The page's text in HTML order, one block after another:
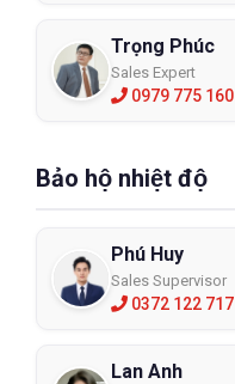
Trọng Phúc
Sales Expert
0979 775 160
Bảo hộ nhiệt độ
Phú Huy
Sales Supervisor
0372 122 717
Lan Anh